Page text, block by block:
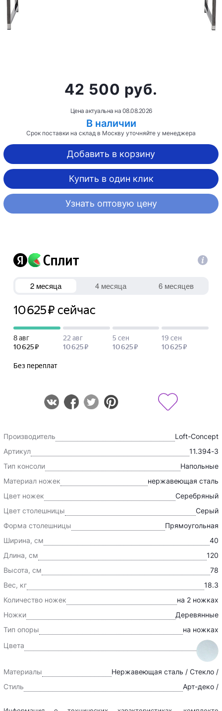
42 500 руб.
Цена актуальна на 08.08.2026
В наличии
Срок поставки на склад в Москву уточняйте у менеджера
Добавить в корзину
Купить в один клик
Узнать оптовую цену
Производитель
Loft-Concept
Артикул
11.394-3
Тип консоли
Напольные
Материал ножек
нержавеющая сталь
Цвет ножек
Серебряный
Цвет столешницы
Серый
Форма столешницы
Прямоугольная
Ширина, см
40
Длина, см
120
Высота, см
78
Вес, кг
18.3
Количество ножек
на 2 ножках
Ножки
Деревянные
Тип опоры
на ножках
Цвета
Материалы
Нержавеющая сталь / Стекло /
Стиль
Арт-деко /